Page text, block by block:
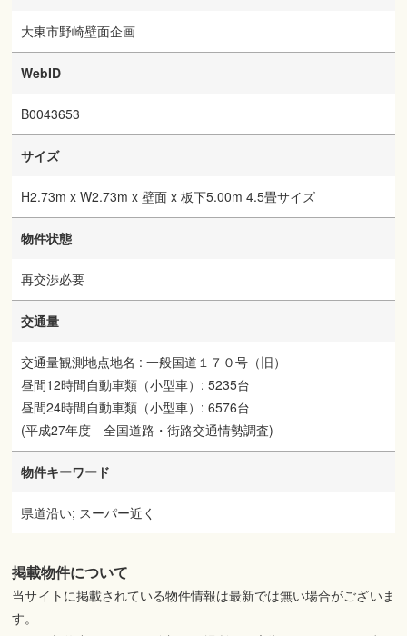
大東市野崎壁面企画
WebID
B0043653
サイズ
H2.73m x W2.73m x 壁面 x 板下5.00m 4.5畳サイズ
物件状態
再交渉必要
交通量
交通量観測地点地名 : 一般国道１７０号（旧）
昼間12時間自動車類（小型車）: 5235台
昼間24時間自動車類（小型車）: 6576台
(平成27年度 全国道路・街路交通情勢調査)
物件キーワード
県道沿い; スーパー近く
掲載物件について
当サイトに掲載されている物件情報は最新では無い場合がございま
す。